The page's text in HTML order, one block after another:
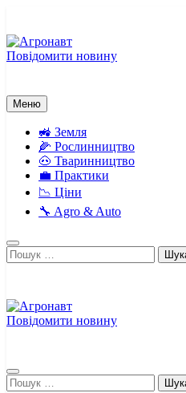
вмісту
Повідомити новину
Меню
🚜 Земля
🌽 Рослинництво
🐽 Тваринництво
💼 Практики
📉 Ціни
🔧 Agro & Auto
Пошук:
Повідомити новину
Пошук: